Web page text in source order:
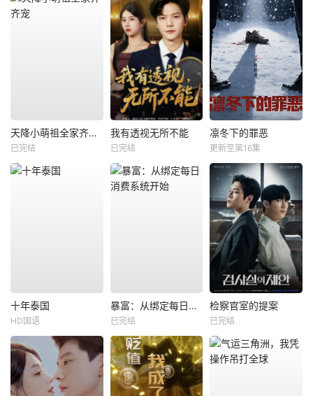
天降小萌祖全家齐齐宠
已完结
我有透视无所不能
已完结
凛冬下的罪恶
更新至第16集
十年泰国
HD国语
暴富：从绑定每日消费系统开始
已完结
检察官室的提案
已完结